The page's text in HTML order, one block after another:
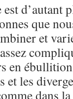
d’autant
que
et
en
et les
dans